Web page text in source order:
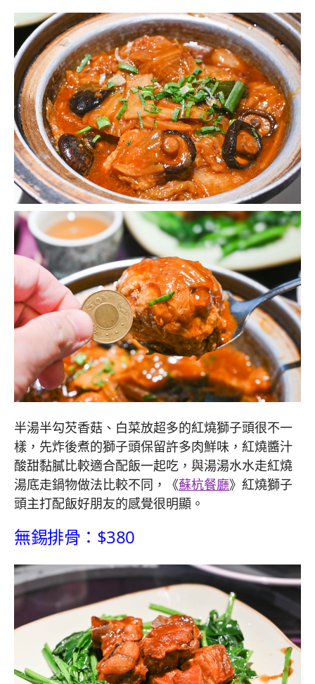
半湯半勾芡香菇、白菜放超多的紅燒獅子頭很不一
樣，先炸後煮的獅子頭保留許多肉鮮味，紅燒醬汁
酸甜黏膩比較適合配飯一起吃，與湯湯水水走紅燒
湯底走鍋物做法比較不同，《蘇杭餐廳》紅燒獅子
頭主打配飯好朋友的感覺很明顯。
無錫排骨：$380